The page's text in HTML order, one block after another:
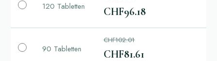
120 Tabletten CHF96.18
90 Tabletten
CHF102.01
CHF81.61